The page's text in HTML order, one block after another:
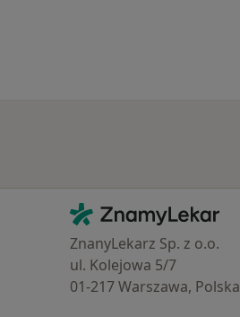
Kontakt
ZnamyLekar - Hlavní stránka
ZnanyLekarz Sp. z o.o.
ul. Kolejowa 5/7
01-217 Warszawa, Polska